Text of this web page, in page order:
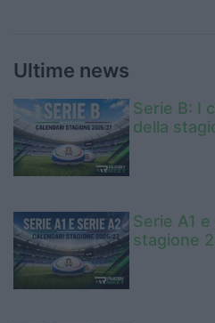
Ultime news
Serie B: I
della
Serie A1
stagione